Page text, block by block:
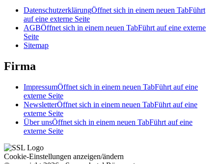
DatenschutzerklärungÖffnet sich in einem neuen TabFührt
auf eine externe Seite
AGBÖffnet sich in einem neuen TabFührt auf eine externe
Seite
Sitemap
Firma
ImpressumÖffnet sich in einem neuen TabFührt auf eine
externe Seite
NewsletterÖffnet sich in einem neuen TabFührt auf eine
externe Seite
Über unsÖffnet sich in einem neuen TabFührt auf eine
externe Seite
Cookie-Einstellungen anzeigen/ändern